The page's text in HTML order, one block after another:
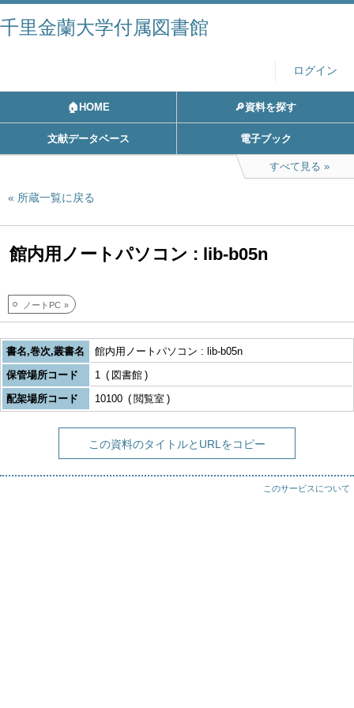
千里金蘭大学付属図書館
ログイン
🏠HOME 🔎資料を探す
文献データベース 電子ブック
すべて見る
所蔵一覧に戻る
館内用ノートパソコン : lib-b05n
ノートPC
書名,巻次,叢書名
館内用ノートパソコン : lib-b05n
保管場所コード
1
図書館
配架場所コード
10100 閲覧室
この資料のタイトルとURLをコピー
このサービスについて